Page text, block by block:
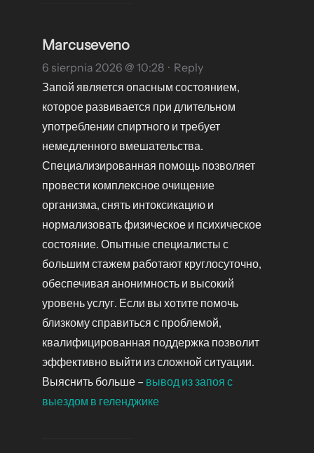
Marcuseveno
6 sierpnia 2026 @ 10:28 · Reply
Запой является опасным состоянием,
которое развивается при длительном
употреблении спиртного и требует
немедленного вмешательства.
Специализированная помощь позволяет
провести комплексное очищение
организма, снять интоксикацию и
нормализовать физическое и психическое
состояние. Опытные специалисты с
большим стажем работают круглосуточно,
обеспечивая анонимность и высокий
уровень услуг. Если вы хотите помочь
близкому справиться с проблемой,
квалифицированная поддержка позволит
эффективно выйти из сложной ситуации.
Выяснить больше – вывод из запоя с
выездом в геленджике